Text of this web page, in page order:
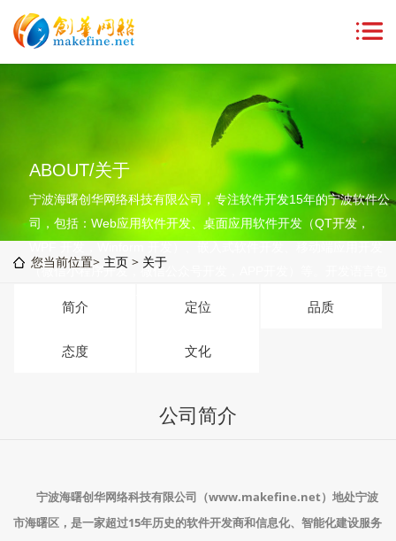
ABOUT/关于
宁波海曙创华网络科技有限公司，专注软件开发15年的宁波软件公
司，包括：Web应用软件开发、桌面应用软件开发（QT开发，
（微信小程序开发，微信公众号开发，APP开发）等。开发语言包
您当前位置> 主页 > 关于
简介 定位 品质
态度 文化
公司简介
宁波海曙创华网络科技有限公司（www.makefine.net）地处宁波
市海曙区，是一家超过15年历史的软件开发商和信息化、智能化建设服务